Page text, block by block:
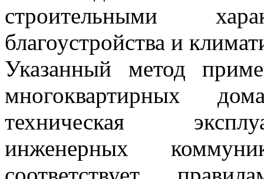
строительными
благоустройства и
Указанный метод
многоквартирных
техническая
инженерных